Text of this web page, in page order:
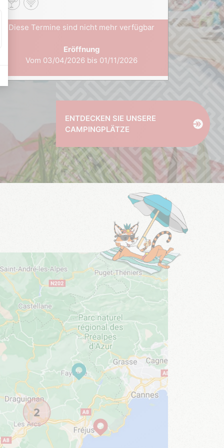
Diese Termine sind nicht mehr verfügbar
Eröffnung
Vom 03/04/2026 bis 01/11/2026
ENTDECKEN SIE UNSERE
CAMPINGPLÄTZE